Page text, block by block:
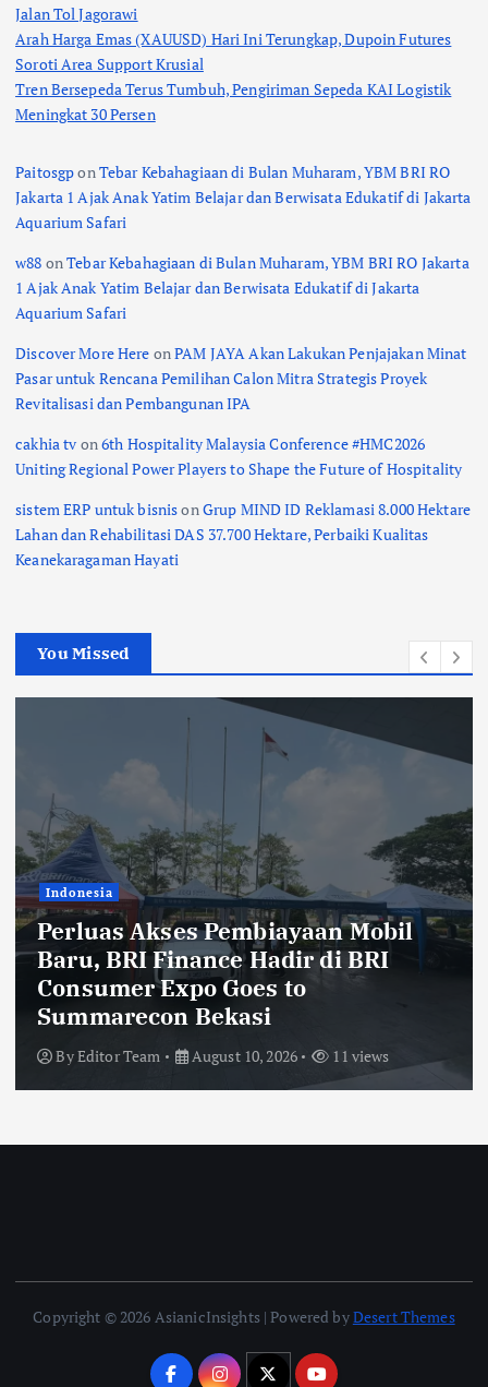
Jalan Tol Jagorawi
Arah Harga Emas (XAUUSD) Hari Ini Terungkap, Dupoin Futures
Soroti Area Support Krusial
Tren Bersepeda Terus Tumbuh, Pengiriman Sepeda KAI Logistik
Meningkat 30 Persen
PaitosgponTebar Kebahagiaan di Bulan Muharam, YBM BRI RO
Jakarta 1 Ajak Anak Yatim Belajar dan Berwisata Edukatif di Jakarta
Aquarium Safari
w88 onTebar Kebahagiaan di Bulan Muharam, YBM BRI RO Jakarta
1 Ajak Anak Yatim Belajar dan Berwisata Edukatif di Jakarta
Aquarium Safari
Discover More Here onPAM JAYA Akan Lakukan Penjajakan Minat
Pasar untuk Rencana Pemilihan Calon Mitra Strategis Proyek
Revitalisasi dan Pembangunan IPA
cakhia tv on6th Hospitality Malaysia Conference #HMC2026
Uniting Regional Power Players to Shape the Future of Hospitality
sistem ERP untuk bisnisonGrup MIND ID Reklamasi 8.000 Hektare
Lahan dan Rehabilitasi DAS 37.700 Hektare, Perbaiki Kualitas
Keanekaragaman Hayati
You Missed
Mobil
Hadir di BRI
to
10, 2026 11 views
Indonesia
Dukung
Kenyamanan
Jasamarga
Laksanakan
di Ruas Jalan
ByEditor Team
Copyright © 2026 AsianicInsights | Powered byDesert Themes